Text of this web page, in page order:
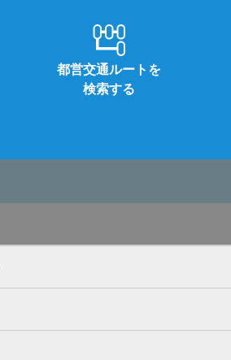
都営交通ルートを
検索する